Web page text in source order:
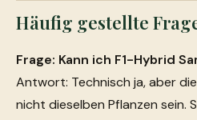
Häufig gestellte
Frage: Kann ich F1-Hybrid
Antwort: Technisch ja, aber
nicht dieselben Pflanzen sein.